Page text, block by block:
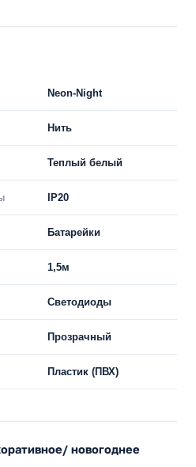
Neon-Night
Нить
Теплый белый
IP20
Батарейки
1,5м
Светодиоды
Прозрачный
Пластик (ПВХ)
новогоднее